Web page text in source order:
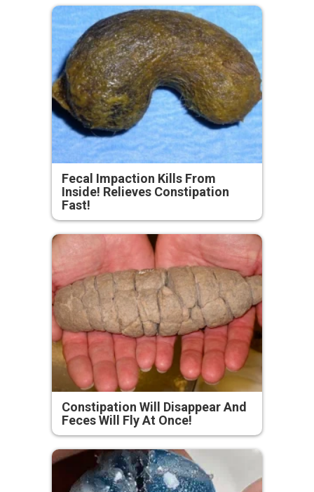
Fecal Impaction Kills From
Inside! Relieves Constipation
Fast!
Constipation Will Disappear And
Feces Will Fly At Once!